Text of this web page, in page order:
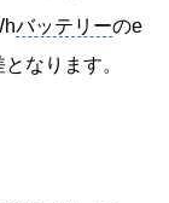
バッテリーのe
なります。